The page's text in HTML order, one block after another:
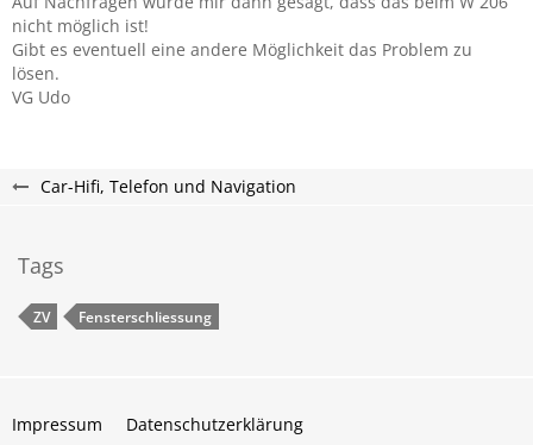
nicht möglich ist!
Gibt es eventuell eine andere Möglichkeit das Problem zu
lösen.
VG Udo
Car-Hifi, Telefon und Navigation
Tags
ZV Fensterschliessung
Impressum Datenschutzerklärung